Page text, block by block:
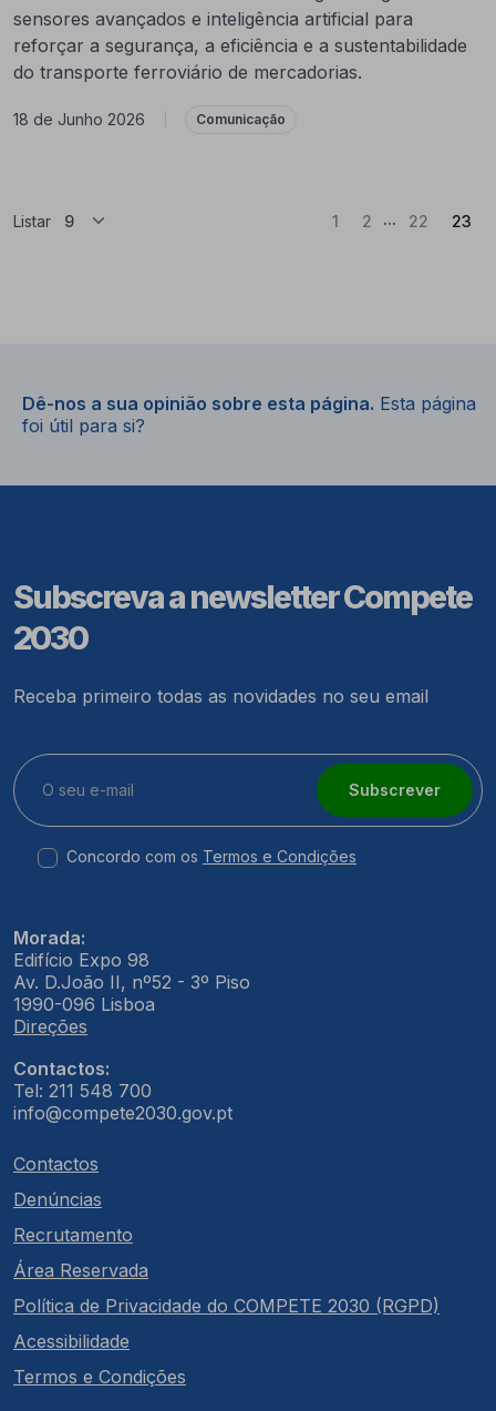
sensores avançados e inteligência artificial para
reforçar a segurança, a eficiência e a sustentabilidade
do transporte ferroviário de mercadorias.
18 de Junho 2026 Comunicação
Listar 1 2 ... 22 23
Dê-nos a sua opinião sobre esta página. Esta página
foi útil para si?
Subscreva a newsletter Compete
2030
Receba primeiro todas as novidades no seu email
Subscrever
Concordo com os Termos e Condições
Morada:
Edifício Expo 98
Av. D.João II, nº52 - 3º Piso
1990-096 Lisboa
Direções
Contactos:
Tel: 211 548 700
info@compete2030.gov.pt
Contactos
Denúncias
Recrutamento
Área Reservada
Política de Privacidade do COMPETE 2030 (RGPD)
Acessibilidade
Termos e Condições